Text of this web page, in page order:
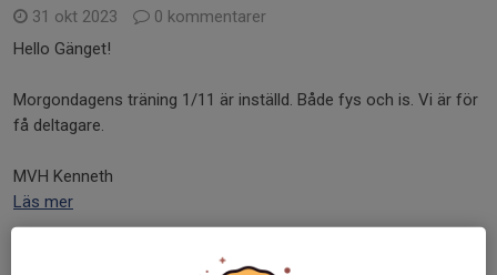
31 okt 2023
0 kommentarer
Hello Gänget!
Morgondagens träning 1/11 är inställd. Både fys och is. Vi är för
få deltagare.
MVH Kenneth
Läs mer